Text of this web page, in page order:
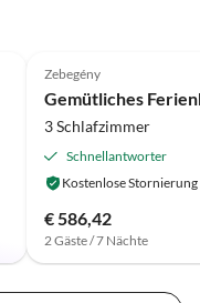
Zebegény
3 Schlafzimmer
Schnellantworter
Kostenlose Stornierung
€ 586,42
2 Gäste / 7 Nächte